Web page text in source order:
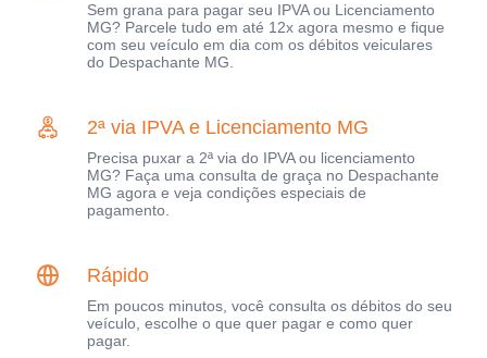
Sem grana para pagar seu IPVA ou Licenciamento
MG? Parcele tudo em até 12x agora mesmo e fique
com seu veículo em dia com os débitos veiculares
do Despachante MG.
2ª via IPVA e Licenciamento MG
Precisa puxar a 2ª via do IPVA ou licenciamento
MG? Faça uma consulta de graça no Despachante
MG agora e veja condições especiais de
pagamento.
Rápido
Em poucos minutos, você consulta os débitos do seu
veículo, escolhe o que quer pagar e como quer
pagar.